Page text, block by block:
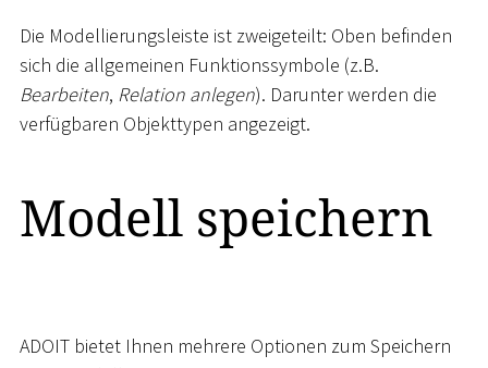
Die Modellierungsleiste ist zweigeteilt: Oben befinden
sich die allgemeinen Funktionssymbole (z.B.
Bearbeiten, Relation anlegen). Darunter werden die
verfügbaren Objekttypen angezeigt.
Modell speichern
ADOIT bietet Ihnen mehrere Optionen zum Speichern